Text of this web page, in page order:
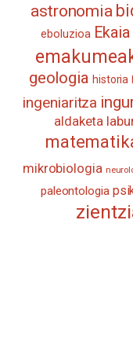
astronomia
eboluzioa
geologia historia
ingeniaritza
aldaketa
mikrobiologia
paleontologia